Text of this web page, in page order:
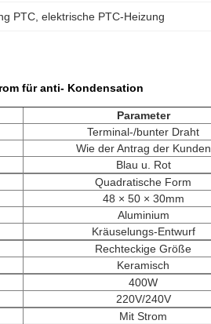
PTC , elektrische PTC-Heizung
für anti- Kondensation
Parameter
Terminal-/bunter Draht
Wie der Antrag der Kunden
Blau u. Rot
Quadratische Form
48 × 50 × 30mm
Aluminium
Kräuselungs-Entwurf
Rechteckige Größe
Keramisch
400W
220V/240V
Mit Strom